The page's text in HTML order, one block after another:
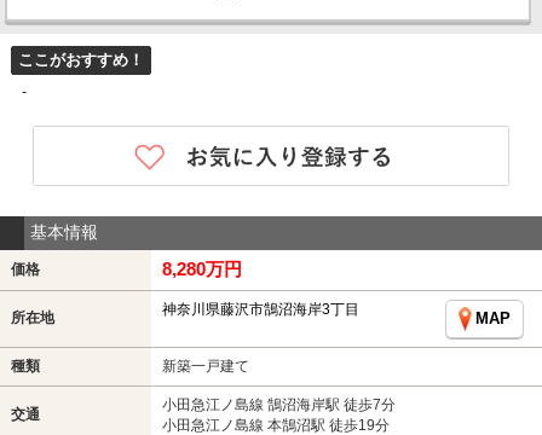
ここがおすすめ！
-
基本情報
価格 8,280万円
所在地 神奈川県藤沢市鵠沼海岸3丁目
MAP
種類 新築一戸建て
交通
小田急江ノ島線 鵠沼海岸駅 徒歩7分
小田急江ノ島線 本鵠沼駅 徒歩19分